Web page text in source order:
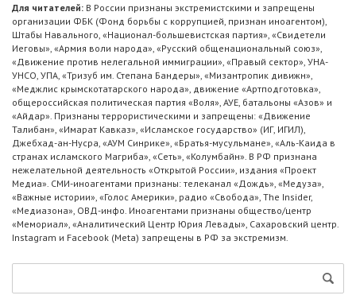
Для читателей: В России признаны экстремистскими и запрещены
организации ФБК (Фонд борьбы с коррупцией, признан иноагентом),
Штабы Навального, «Национал-большевистская партия», «Свидетели
Иеговы», «Армия воли народа», «Русский общенациональный союз»,
«Движение против нелегальной иммиграции», «Правый сектор», УНА-
УНСО, УПА, «Тризуб им. Степана Бандеры», «Мизантропик дивижн»,
«Меджлис крымскотатарского народа», движение «Артподготовка»,
общероссийская политическая партия «Воля», АУЕ, батальоны «Азов» и
«Айдар». Признаны террористическими и запрещены: «Движение
Талибан», «Имарат Кавказ», «Исламское государство» (ИГ, ИГИЛ),
Джебхад-ан-Нусра, «АУМ Синрике», «Братья-мусульмане», «Аль-Каида в
странах исламского Магриба», «Сеть», «Колумбайн». В РФ признана
нежелательной деятельность «Открытой России», издания «Проект
Медиа». СМИ-иноагентами признаны: телеканал «Дождь», «Медуза»,
«Важные истории», «Голос Америки», радио «Свобода», The Insider,
«Медиазона», ОВД-инфо. Иноагентами признаны общество/центр
«Мемориал», «Аналитический Центр Юрия Левады», Сахаровский центр.
Instagram и Facebook (Metа) запрещены в РФ за экстремизм.